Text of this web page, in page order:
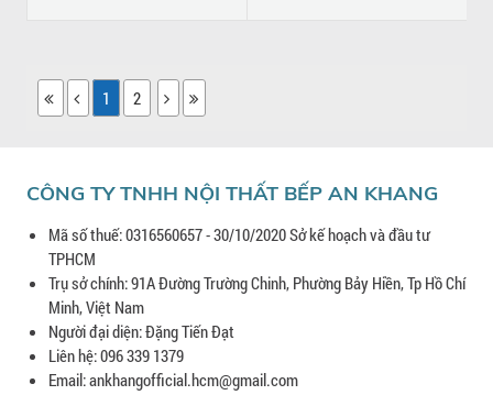
1 2
CÔNG TY TNHH NỘI THẤT BẾP AN KHANG
Mã số thuế: 0316560657 - 30/10/2020 Sở kế hoạch và đầu tư
TPHCM
Trụ sở chính: 91A Đường Trường Chinh, Phường Bảy Hiền, Tp Hồ Chí
Minh, Việt Nam
Người đại diện: Đặng Tiến Đạt
Liên hệ: 096 339 1379
Email: ankhangofficial.hcm@gmail.com